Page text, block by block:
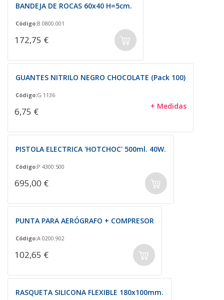
BANDEJA DE ROCAS 60x40 H=5cm.
Código:B 0800.001
172,75 €
GUANTES NITRILO NEGRO CHOCOLATE (Pack 100)
Código:G 1136
6,75 € + Medidas
PISTOLA ELECTRICA 'HOTCHOC' 500ml. 40W.
Código:P 4300.500
695,00 €
PUNTA PARA AERÓGRAFO + COMPRESOR
Código:A 0200.902
102,65 €
RASQUETA SILICONA FLEXIBLE 180x100mm.